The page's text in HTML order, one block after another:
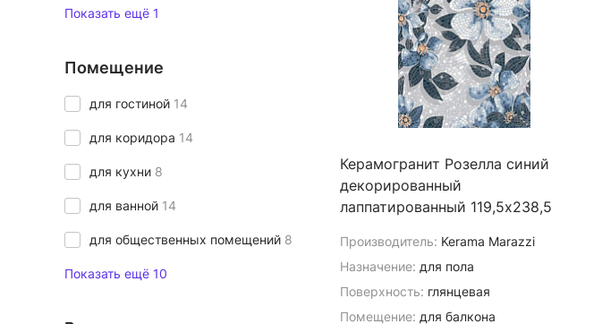
Показать ещё 1
Помещение
для гостиной 14
для коридора 14
для кухни 8
для ванной 14
для общественных помещений 8
Показать ещё 10
Керамогранит Розелла синий
декорированный
лаппатированный 119,5х238,5
Производитель: Kerama Marazzi
Назначение: для пола
Поверхность: глянцевая
Помещение: для балкона